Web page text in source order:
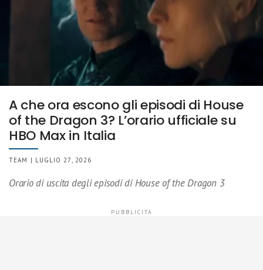
A che ora escono gli episodi di House
of the Dragon 3? L’orario ufficiale su
HBO Max in Italia
TEAM | LUGLIO 27, 2026
Orario di uscita degli episodi di House of the Dragon 3